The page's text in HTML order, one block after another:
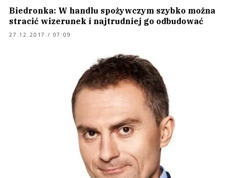
Biedronka: W handlu spożywczym szybko można
stracić wizerunek i najtrudniej go odbudować
27.12.2017 / 07:09